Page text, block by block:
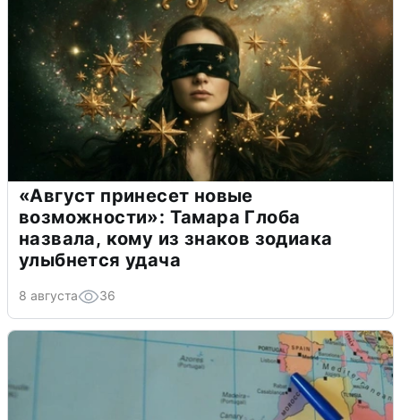
«Август принесет новые
возможности»: Тамара Глоба
назвала, кому из знаков зодиака
улыбнется удача
8 августа 36